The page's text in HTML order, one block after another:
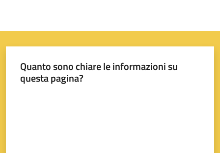
Quanto sono chiare le informazioni su
questa pagina?